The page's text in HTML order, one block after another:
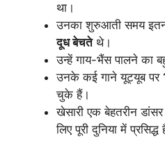
था।
उनका शुरुआती समय
दूध बेचतेथे।
उन्हें गाय-भैंस पालने का
उनके कई गाने यूट्यूब पर
चुके हैं।
खेसारी एक बेहतरीन
लिए पूरी दुनिया में प्रसिद्ध